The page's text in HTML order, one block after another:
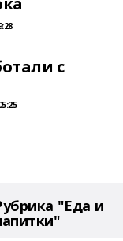
с
"Еда и